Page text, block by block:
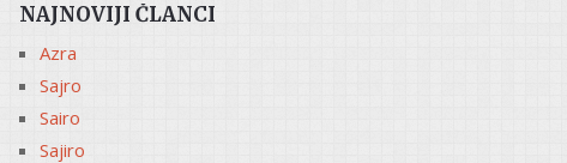
NAJNOVIJI ČLANCI
Azra
Sajro
Sairo
Sajiro